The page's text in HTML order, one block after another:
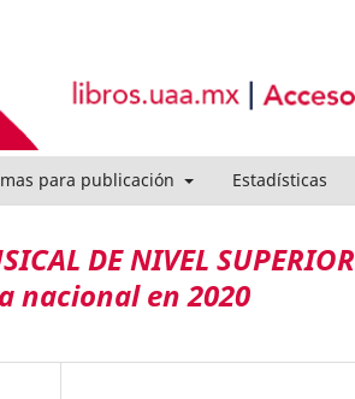
para publicación Estadísticas
DE NIVEL SUPERIOR
nacional en 2020